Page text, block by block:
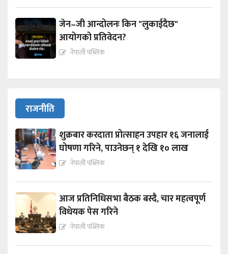
जेन–जी आन्दोलनः किन "लुकाईदैछ"
आयोगको प्रतिवेदन?
नेपाली पब्लिक
राजनीति
शुक्रबार करदाता प्रोत्साहन उपहार १६ जनालाई
घोषणा गरिने, पाउनेछन् १ देखि १० लाख
नेपाली पब्लिक
आज प्रतिनिधिसभा बैठक बस्दै, चार महत्वपूर्ण
विधेयक पेस गरिने
नेपाली पब्लिक